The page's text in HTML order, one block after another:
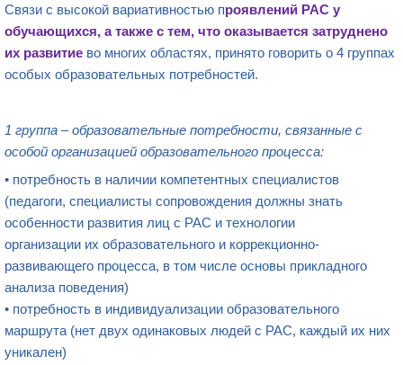
Связи с высокой вариативностью проявлений РАС у
обучающихся, а также с тем, что оказывается затруднено
их развитие во многих областях, принято говорить о 4 группах
особых образовательных потребностей.
1 группа – образовательные потребности, связанные с
особой организацией образовательного процесса:
• потребность в наличии компетентных специалистов
(педагоги, специалисты сопровождения должны знать
особенности развития лиц с РАС и технологии
организации их образовательного и коррекционно-
развивающего процесса, в том числе основы прикладного
анализа поведения)​
• потребность в индивидуализации образовательного
маршрута​ (нет двух одинаковых людей с РАС, каждый их них
уникален)